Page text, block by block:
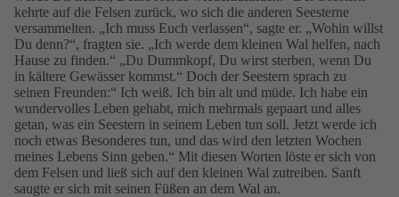
kehrte auf die Felsen zurück, wo sich die anderen Seesterne
versammelten. „Ich muss Euch verlassen“, sagte er. „Wohin willst
Du denn?“, fragten sie. „Ich werde dem kleinen Wal helfen, nach
Hause zu finden.“ „Du Dummkopf, Du wirst sterben, wenn Du
in kältere Gewässer kommst.“ Doch der Seestern sprach zu
seinen Freunden:“ Ich weiß. Ich bin alt und müde. Ich habe ein
wundervolles Leben gehabt, mich mehrmals gepaart und alles
getan, was ein Seestern in seinem Leben tun soll. Jetzt werde ich
noch etwas Besonderes tun, und das wird den letzten Wochen
meines Lebens Sinn geben.“ Mit diesen Worten löste er sich von
dem Felsen und ließ sich auf den kleinen Wal zutreiben. Sanft
saugte er sich mit seinen Füßen an dem Wal an.